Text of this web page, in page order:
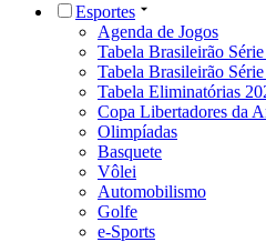
Esportes
Agenda de Jogos
Tabela Brasileirão
Tabela Brasileirão
Tabela Eliminatórias
Copa Libertadores da
Olimpíadas
Basquete
Vôlei
Automobilismo
Golfe
e-Sports